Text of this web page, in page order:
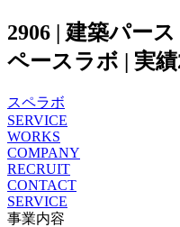
2906 | 建築パー
ペースラボ | 実
スペラボ
SERVICE
WORKS
COMPANY
RECRUIT
CONTACT
SERVICE
事業内容